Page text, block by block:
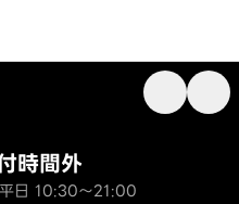
時間外
日 10:30～21:00